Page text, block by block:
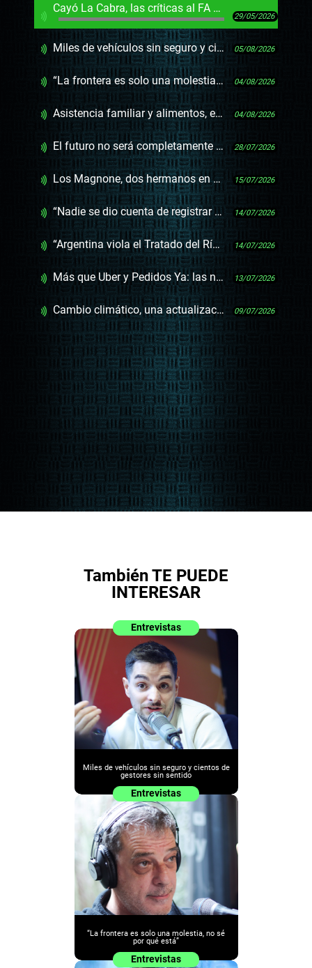
Cayó La Cabra, las críticas al FA por izquierda y cómo las tomó el público de Carnaval
29/05/2026
Miles de vehículos sin seguro y cientos de gestores sin sentido 05/08/2026
“La frontera es solo una molestia, no sé por qué está” 04/08/2026
Asistencia familiar y alimentos, el reclamo más presente en los juzgados 04/08/2026
El futuro no será completamente cripto ni completamente bancario, será híbrido 28/07/2026
Los Magnone, dos hermanos en medio de una dinastía musical 15/07/2026
“Nadie se dio cuenta de registrar el límite marítimo de Uruguay” 14/07/2026
“Argentina viola el Tratado del Río de la Plata y Uruguay está omiso” 14/07/2026
Más que Uber y Pedidos Ya: las negociaciones del convenio que se abre al mundo de plataformas 13/07/2026
Cambio climático, una actualización científica no alarmista 09/07/2026
También TE PUEDE
INTERESAR
Entrevistas
Miles de vehículos sin seguro y cientos de
gestores sin sentido
Entrevistas
“La frontera es solo una molestia, no sé
por qué está”
Entrevistas